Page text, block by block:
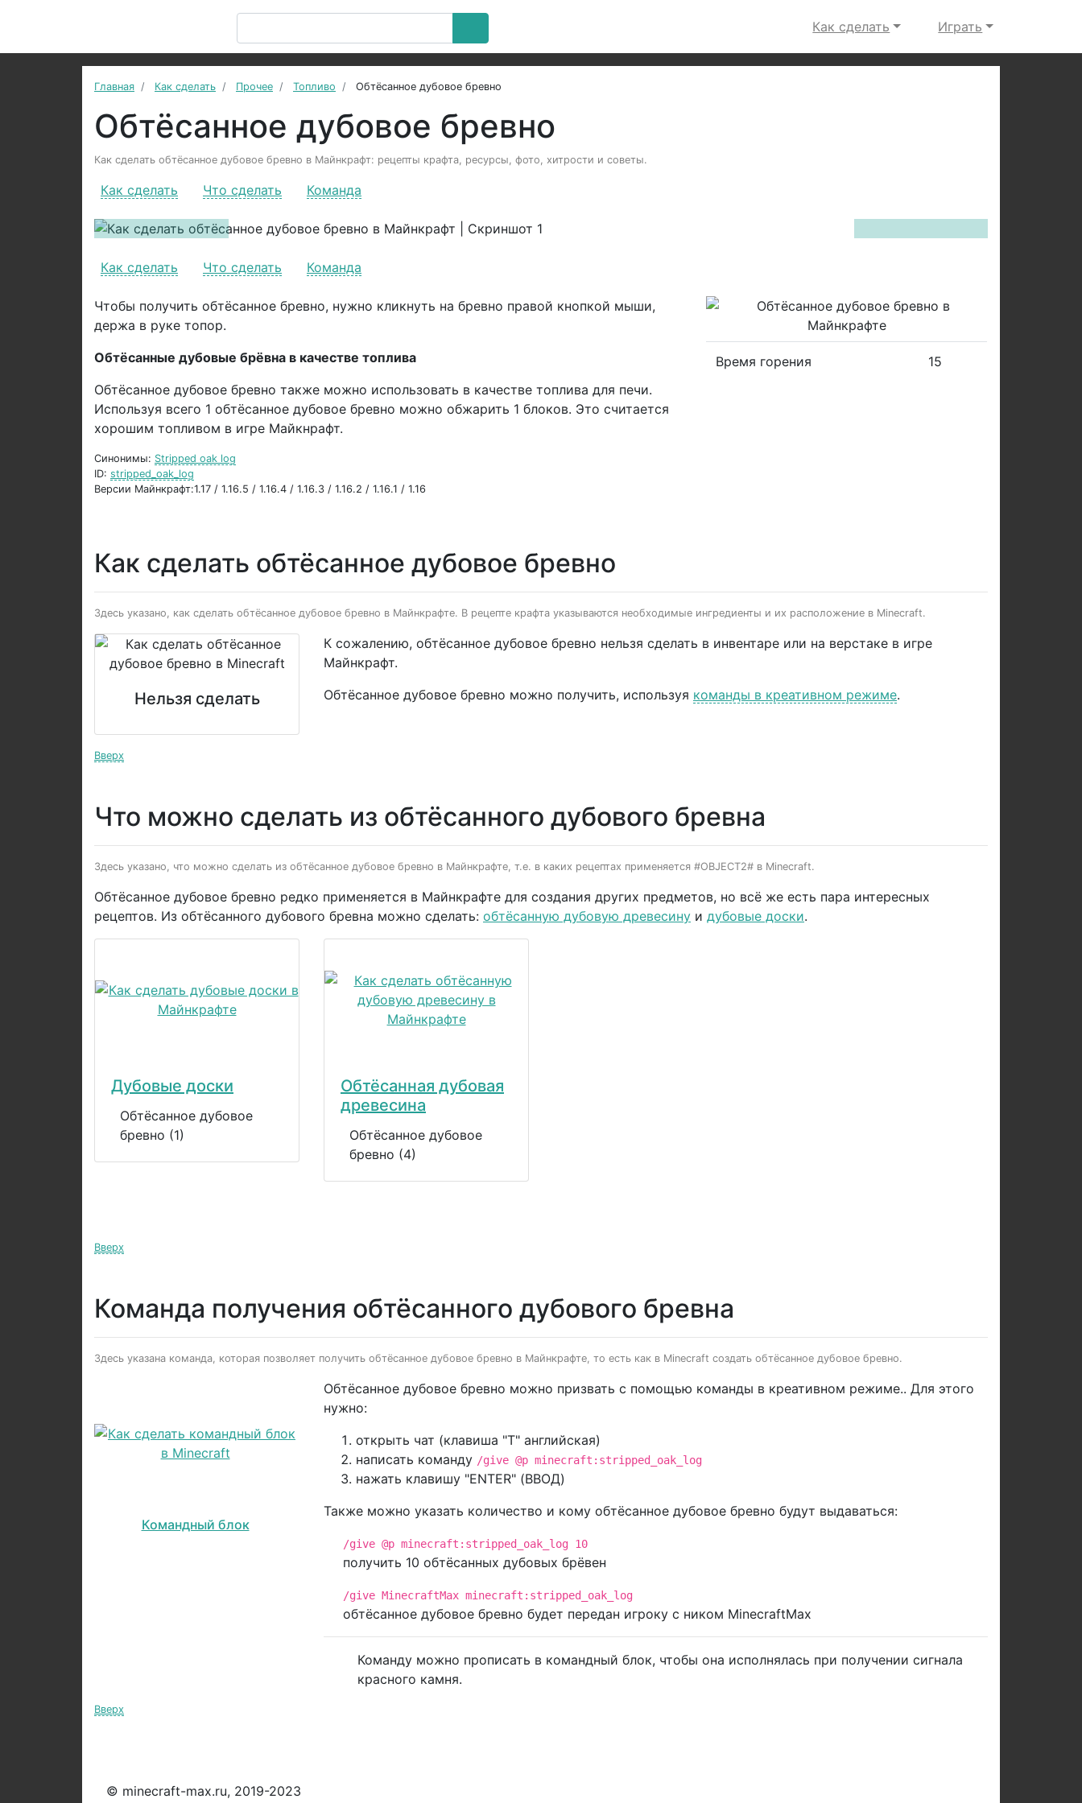
Как сделать Играть
Главная Как сделать Прочее Топливо Обтёсанное дубовое бревно
Обтёсанное дубовое бревно
Как сделать обтёсанное дубовое бревно в Майнкрафт: рецепты крафта, ресурсы, фото, хитрости и советы.
Как сделать Что сделать Команда
Previous
Next
Как сделать
Что сделать Команда
Чтобы получить обтёсанное бревно, нужно кликнуть на бревно правой кнопкой мыши,
держа в руке топор.
Обтёсанные дубовые брёвна в качестве топлива
Обтёсанное дубовое бревно также можно использовать в качестве топлива для печи.
Используя всего 1 обтёсанное дубовое бревно можно обжарить 1 блоков. Это считается
хорошим топливом в игре Майкнрафт.
Синонимы: Stripped oak log
ID: stripped_oak_log
Версии Майнкрафт:1.17 / 1.16.5 / 1.16.4 / 1.16.3 / 1.16.2 / 1.16.1 / 1.16
Время горения 15
Как сделать обтёсанное дубовое бревно
Здесь указано, как сделать обтёсанное дубовое бревно в Майнкрафте. В рецепте крафта указываются необходимые ингредиенты и их расположение в Minecraft.
Нельзя сделать
К сожалению, обтёсанное дубовое бревно нельзя сделать в инвентаре или на верстаке в игре
Майнкрафт.
Обтёсанное дубовое бревно можно получить, используя команды в креативном режиме.
Вверх
Что можно сделать из обтёсанного дубового бревна
Здесь указано, что можно сделать из обтёсанное дубовое бревно в Майнкрафте, т.е. в каких рецептах применяется #OBJECT2# в Minecraft.
Обтёсанное дубовое бревно редко применяется в Майнкрафте для создания других предметов, но всё же есть пара интересных
рецептов. Из обтёсанного дубового бревна можно сделать: обтёсанную дубовую древесину и дубовые доски.
Дубовые доски
Обтёсанное дубовое
бревно (1)
Обтёсанная дубовая
древесина
Обтёсанное дубовое
бревно (4)
Вверх
Команда получения обтёсанного дубового бревна
Здесь указана команда, которая позволяет получить обтёсанное дубовое бревно в Майнкрафте, то есть как в Minecraft создать обтёсанное дубовое бревно.
Командный блок
Обтёсанное дубовое бревно можно призвать с помощью команды в креативном режиме.. Для этого
нужно:
открыть чат (клавиша "T" английская)
написать команду /give @p minecraft:stripped_oak_log
нажать клавишу "ENTER" (ВВОД)
Также можно указать количество и кому обтёсанное дубовое бревно будут выдаваться:
/give @p minecraft:stripped_oak_log 10
получить 10 обтёсанных дубовых брёвен
/give MinecraftMax minecraft:stripped_oak_log
обтёсанное дубовое бревно будет передан игроку с ником MinecraftMax
Команду можно прописать в командный блок, чтобы она исполнялась при получении сигнала
красного камня.
Вверх
© minecraft-max.ru, 2019-2023